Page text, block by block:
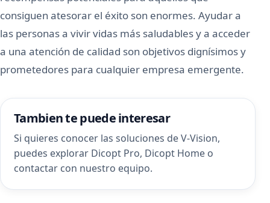
consiguen atesorar el éxito son enormes. Ayudar a
las personas a vivir vidas más saludables y a acceder
a una atención de calidad son objetivos dignísimos y
prometedores para cualquier empresa emergente.
Tambien te puede interesar
Si quieres conocer las soluciones de V-Vision,
puedes explorar Dicopt Pro, Dicopt Home o
contactar con nuestro equipo.